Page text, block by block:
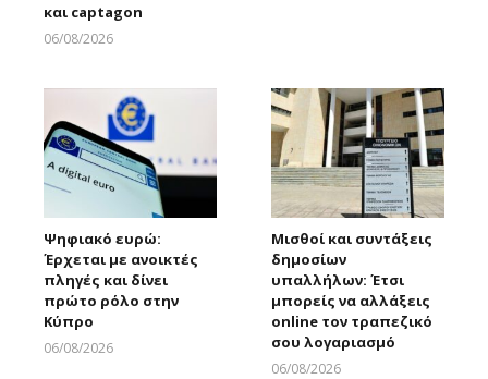
και captagon
06/08/2026
Ψηφιακό ευρώ:
Έρχεται με ανοικτές
πληγές και δίνει
πρώτο ρόλο στην
Κύπρο
06/08/2026
Μισθοί και συντάξεις
δημοσίων
υπαλλήλων: Έτσι
μπορείς να αλλάξεις
online τον τραπεζικό
σου λογαριασμό
06/08/2026